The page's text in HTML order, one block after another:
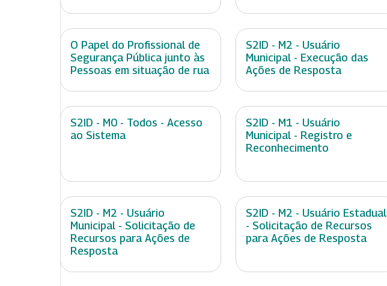
O Papel do Profissional de
Segurança Pública junto às
Pessoas em situação de rua
S2ID - M2 - Usuário
Municipal - Execução das
Ações de Resposta
S2ID - M0 - Todos - Acesso
ao Sistema
S2ID - M1 - Usuário
Municipal - Registro e
Reconhecimento
S2ID - M2 - Usuário
Municipal - Solicitação de
Recursos para Ações de
Resposta
S2ID - M2 - Usuário Estadual
- Solicitação de Recursos
para Ações de Resposta